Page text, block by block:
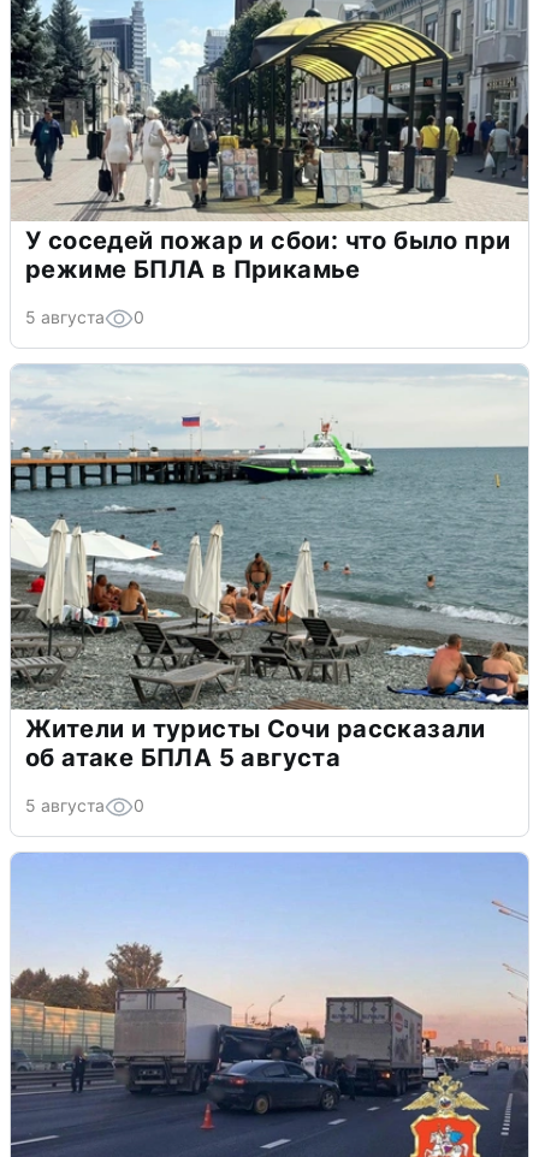
У соседей пожар и сбои: что было при
режиме БПЛА в Прикамье
5 августа 0
Жители и туристы Сочи рассказали
об атаке БПЛА 5 августа
5 августа 0